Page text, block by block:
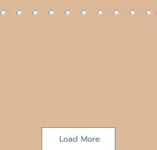
Load More